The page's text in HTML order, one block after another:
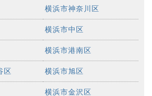
横浜市神奈川区
横浜市中区
横浜市港南区
区 横浜市旭区
横浜市金沢区